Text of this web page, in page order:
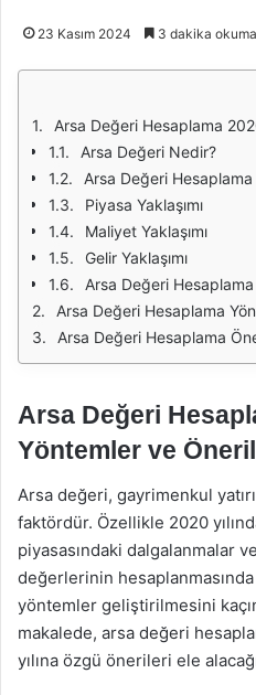
23 Kasım 2024 3 dakika
Arsa Değeri Hesaplama
Arsa Değeri Nedir?
Arsa Değeri
Piyasa Yaklaşımı
Maliyet Yaklaşımı
Gelir Yaklaşımı
Arsa Değeri Hesaplama
Arsa Değeri Hesaplama
Arsa Değeri Hesaplama
Arsa Değeri
Yöntemler ve
Arsa değeri, gayrimenkul
faktördür. Özellikle 2020
piyasasındaki dalgalanmalar
değerlerinin
yöntemler geliştirilmesini
makalede, arsa değeri
yılına özgü önerileri ele